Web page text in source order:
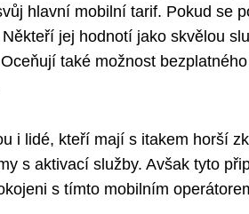
hlavní mobilní tarif. Pokud se
jej hodnotí jako skvělou
také možnost
i lidé, kteří mají s itakem horší
s aktivací služby. Avšak tyto
s tímto mobilním